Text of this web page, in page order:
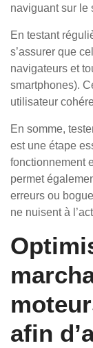
naviguant sur le
En testant
s’assurer que
navigateurs et
smartphones).
utilisateur
En somme,
est une étape
fonctionnement
permet
erreurs ou
ne nuisent à
afin